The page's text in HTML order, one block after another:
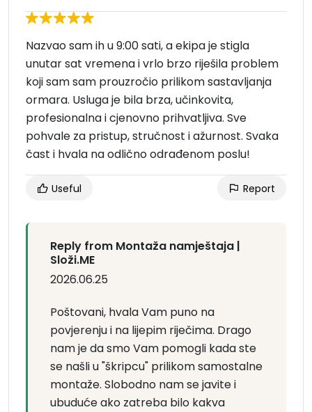
Nazvao sam ih u 9:00 sati, a ekipa je stigla
unutar sat vremena i vrlo brzo riješila problem
koji sam sam prouzročio prilikom sastavljanja
ormara. Usluga je bila brza, učinkovita,
profesionalna i cjenovno prihvatljiva. Sve
pohvale za pristup, stručnost i ažurnost. Svaka
čast i hvala na odlično odrađenom poslu!
Useful Report
Reply from Montaža namještaja |
Složi.ME
2026.06.25
Poštovani, hvala Vam puno na
povjerenju i na lijepim riječima. Drago
nam je da smo Vam pomogli kada ste
se našli u "škripcu" prilikom samostalne
montaže. Slobodno nam se javite i
ubuduće ako zatreba bilo kakva